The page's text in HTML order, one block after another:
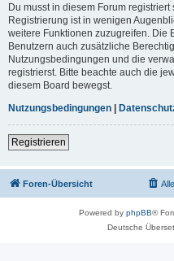
Du musst in diesem Forum
Registrierung ist in wenigen
weitere Funktionen zuzugreifen. Die
Benutzern auch zusätzliche
Nutzungsbedingungen und die
registrierst. Bitte beachte auch die
diesem Board bewegst.
Nutzungsbedingungen |
Registrieren
Foren-Übersicht
Powered by phpBB®
Deutsche